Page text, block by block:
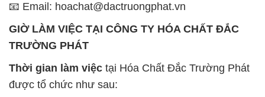
📧 Email: hoachat@dactruongphat.vn
GIỜ LÀM VIỆC TẠI CÔNG TY HÓA CHẤT ĐẮC
TRƯỜNG PHÁT
Thời gian làm việc tại Hóa Chất Đắc Trường Phát
được tổ chức như sau: